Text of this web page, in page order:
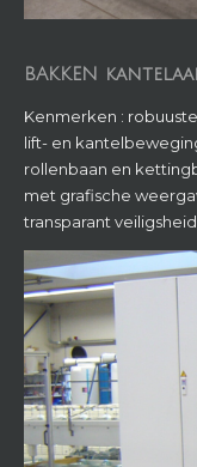
lift- en
met grafische